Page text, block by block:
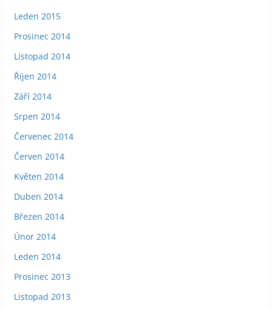
Leden 2015
Prosinec 2014
Listopad 2014
Říjen 2014
Září 2014
Srpen 2014
Červenec 2014
Červen 2014
Květen 2014
Duben 2014
Březen 2014
Únor 2014
Leden 2014
Prosinec 2013
Listopad 2013